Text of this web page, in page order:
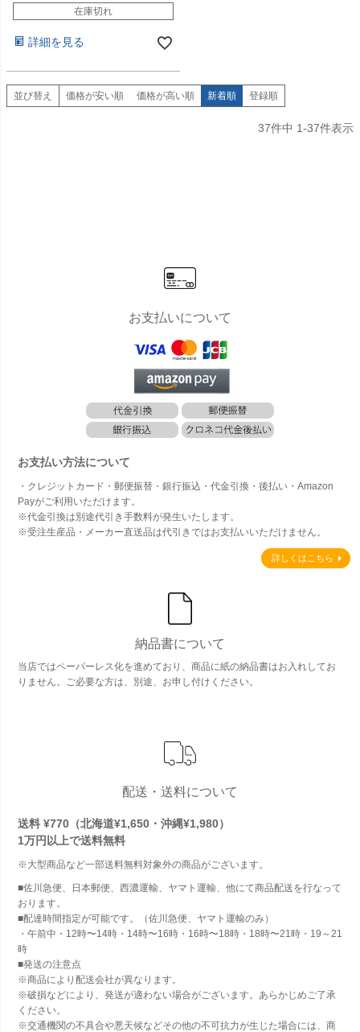
在庫切れ
詳細を見る
並び替え 価格が安い順 価格が高い順 新着順 登録順
37件中 1-37件表示
お支払いについて
お支払い方法について
・クレジットカード・郵便振替・銀行振込・代金引換・後払い・Amazon
Payがご利用いただけます。
※代金引換は別途代引き手数料が発生いたします。
※受注生産品・メーカー直送品は代引きではお支払いいただけません。
詳しくはこちら
納品書について
当店ではペーパーレス化を進めており、商品に紙の納品書はお入れしてお
りません。ご必要な方は、別途、お申し付けください。
配送・送料について
送料 ¥770（北海道¥1,650・沖縄¥1,980）
1万円以上で送料無料
※大型商品など一部送料無料対象外の商品がございます。
■佐川急便、日本郵便、西濃運輸、ヤマト運輸、他にて商品配送を行なって
おります。
■配達時間指定が可能です。（佐川急便、ヤマト運輸のみ）
・午前中・12時〜14時・14時〜16時・16時〜18時・18時〜21時・19～21
時
■発送の注意点
※商品により配送会社が異なります。
※破損などにより、発送が適わない場合がございます。あらかじめご了承
ください。
※交通機関の不具合や悪天候などその他の不可抗力が生じた場合には、商